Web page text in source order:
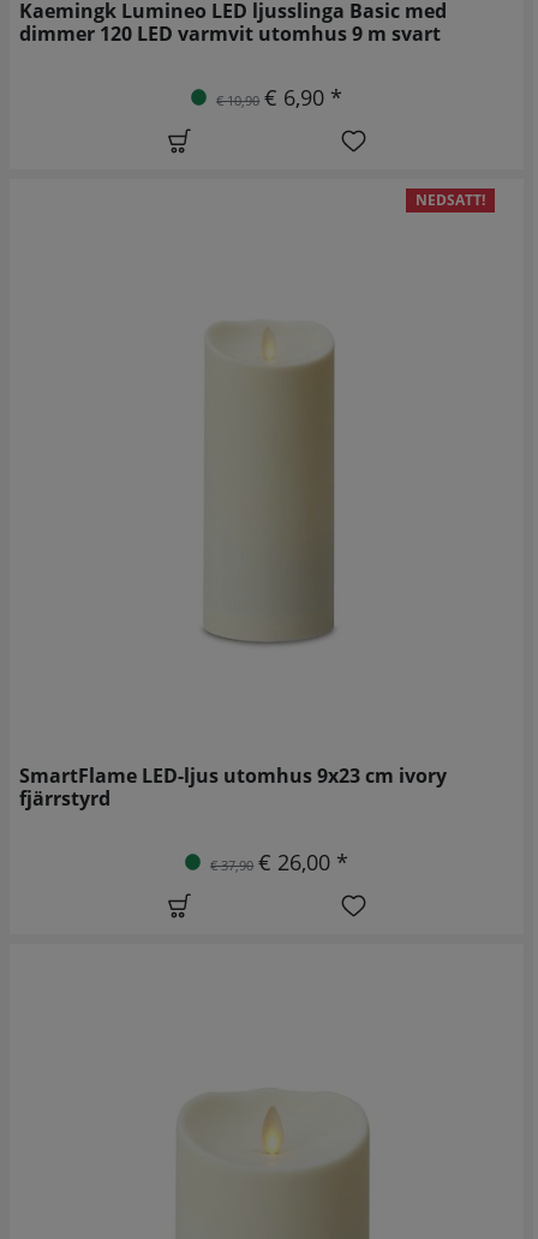
Kaemingk Lumineo LED ljusslinga Basic med
dimmer 120 LED varmvit utomhus 9 m svart
€ 10,90 € 6,90 *
NEDSATT!
SmartFlame LED-ljus utomhus 9x23 cm ivory
fjärrstyrd
€ 37,90 € 26,00 *